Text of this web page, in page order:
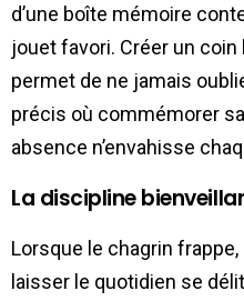
d’une boîte mémoire
jouet favori. Créer un
permet de ne jamais
précis où commémorer
absence n’envahisse
La discipline
Lorsque le chagrin
laisser le quotidien se